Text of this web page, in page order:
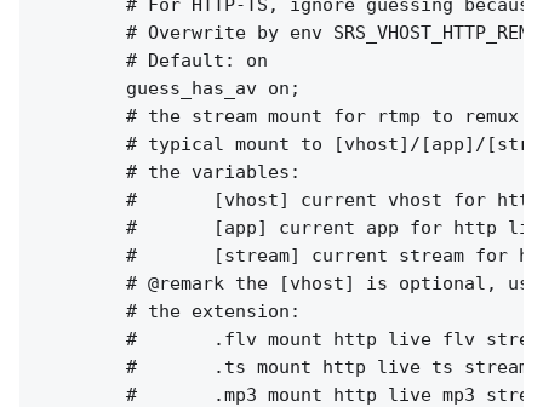
# For HTTP-TS, ignore guessing
# Overwrite by env
        # Default: on
        guess_has_av on;
# the stream mount for rtmp to remux
# typical mount to [vhost]/[app]/
        # the variables:
#       [vhost] current vhost for
#       [app] current app for http
#       [stream] current stream for
# @remark the [vhost] is optional,
        # the extension:
#       .flv mount http live flv
#       .ts mount http live ts
#       .mp3 mount http live mp3